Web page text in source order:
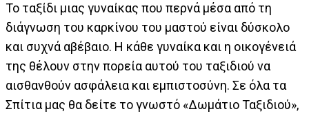
Το ταξίδι μιας γυναίκας που περνά μέσα από τη
διάγνωση του καρκίνου του μαστού είναι δύσκολο
και συχνά αβέβαιο. Η κάθε γυναίκα και η οικογένειά
της θέλουν στην πορεία αυτού του ταξιδιού να
αισθανθούν ασφάλεια και εμπιστοσύνη. Σε όλα τα
Σπίτια μας θα δείτε το γνωστό «Δωμάτιο Ταξιδιού»,